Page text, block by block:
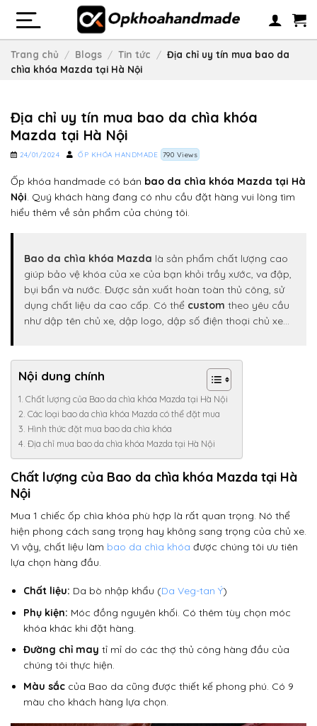
content
Trang chủ / Blogs / Tin tức / Địa chỉ uy tín mua bao da
chìa khóa Mazda tại Hà Nội
Địa chỉ uy tín mua bao da chìa khóa
Mazda tại Hà Nội
24/01/2024 ỐP KHÓA HANDMADE 790 Views
Ốp khóa handmade có bán bao da chìa khóa Mazda tại Hà
Nội. Quý khách hàng đang có nhu cầu đặt hàng vui lòng tìm
hiểu thêm về sản phẩm của chúng tôi.
Bao da chìa khóa Mazda là sản phẩm chất lượng cao
giúp bảo vệ khóa của xe của bạn khỏi trầy xước, va đập,
bụi bẩn và nước. Được sản xuất hoàn toàn thủ công, sử
dụng chất liệu da cao cấp. Có thể custom theo yêu cầu
như dập tên chủ xe, dập logo, dập số điện thoại chủ xe…
Nội dung chính
Chất lượng của Bao da chìa khóa Mazda tại Hà Nội
Các loại bao da chìa khóa Mazda có thể đặt mua
Hình thức đặt mua bao da chìa khóa
Địa chỉ mua bao da chìa khóa Mazda tại Hà Nội
Chất lượng của Bao da chìa khóa Mazda tại Hà
Nội
Mua 1 chiếc ốp chìa khóa phù hợp là rất quan trọng. Nó thể
hiện phong cách sang trọng hay không sang trọng của chủ xe.
Vì vậy, chất liệu làm bao da chìa khóa được chúng tôi ưu tiên
lựa chọn hàng đầu.
Chất liệu: Da bò nhập khẩu (Da Veg-tan Ý)
Phụ kiện: Móc đồng nguyên khối. Có thêm tùy chọn móc
khóa khác khi đặt hàng.
Đường chỉ may tỉ mỉ do các thợ thủ công hàng đầu của
chúng tôi thực hiện.
Màu sắc của Bao da cũng được thiết kế phong phú. Có 9
màu cho khách hàng lựa chọn.